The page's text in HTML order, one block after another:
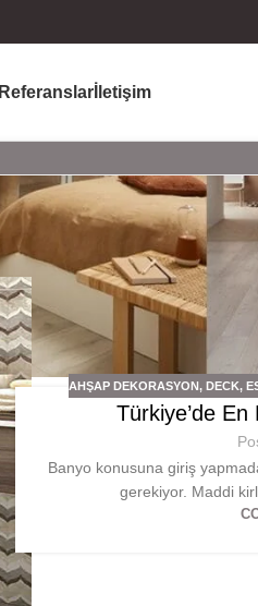
Referanslar İletişim
AHŞAP DEKORASYON, DECK,
Türkiye’de En
Banyo konusuna giriş
gerekiyor. Maddi